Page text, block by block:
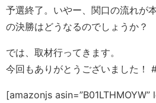
予選終了。いやー、関口の流れが
の決勝はどうなるのでしょうか？
では、取材行ってきます。
今回もありがとうございました！
[amazonjs asin=”B01LTHMOYW”